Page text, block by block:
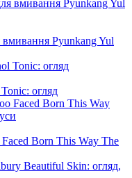
вмивання Pyunkang Yul
огляд
Born This Way The